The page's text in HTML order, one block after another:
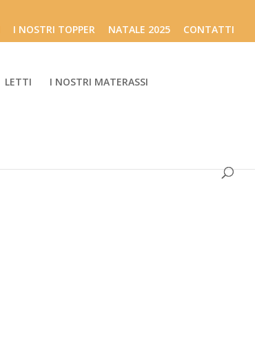
I NOSTRI TOPPER NATALE 2025 CONTATTI
LETTI I NOSTRI MATERASSI